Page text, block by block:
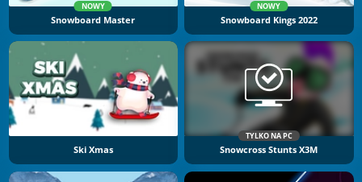
NOWY
Snowboard Master
NOWY
Snowboard Kings 2022
Ski Xmas
TYLKO NA PC
Snowcross Stunts X3M